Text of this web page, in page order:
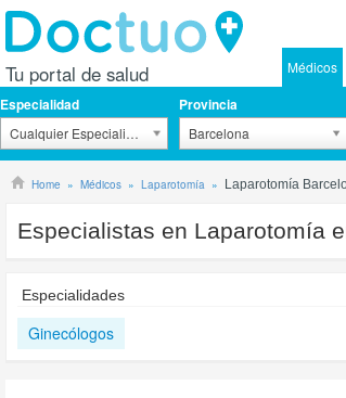
Tu portal de salud Médicos
Especialidad
Cualquier Especialidad
Provincia
Barcelona
Home Médicos Laparotomía Laparotomía
Especialistas en Laparotomía
Especialidades
Ginecólogos